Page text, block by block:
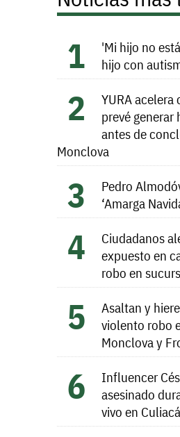
'Mi hijo no
hijo con
YURA
prevé
antes de
Monclova
Pedro
‘Amarga
Ciudadanos
expuesto en
robo en
Asaltan y
violento robo
Monclova y
Influencer
asesinado
vivo en